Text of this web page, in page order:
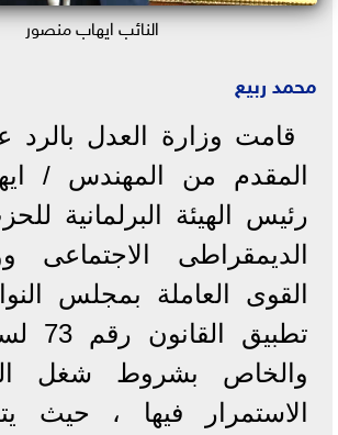
النائب ايهاب منصور
محمد ربيع
قامت وزارة العدل بالرد
المقدم من المهندس /
رئيس الهيئة البرلمانية
الديمقراطى الاجتماعى
القوى العاملة بمجلس
والخاص بشروط شغل
الاستمرار فيها ، حيث